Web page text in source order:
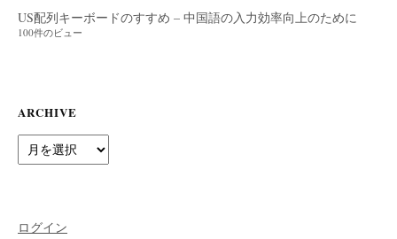
US配列キーボードのすすめ – 中国語の入力効率向上のために
100件のビュー
ARCHIVE
Archive
ログイン